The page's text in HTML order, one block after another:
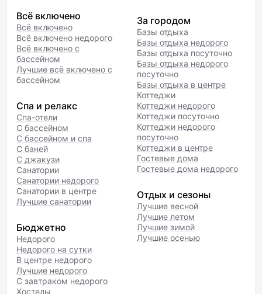
Всё включено
Всё включено
Всё включено недорого
Всё включено с
бассейном
Лучшие всё включено с
бассейном
Спа и релакс
Спа-отели
С бассейном
С бассейном и спа
С баней
С джакузи
Санатории
Санатории недорого
Санатории в центре
Лучшие санатории
Бюджетно
Недорого
Недорого на сутки
В центре недорого
Лучшие недорого
С завтраком недорого
Хостелы
За городом
Базы отдыха
Базы отдыха недорого
Базы отдыха посуточно
Базы отдыха недорого
посуточно
Базы отдыха в центре
Коттеджи
Коттеджи недорого
Коттеджи посуточно
Коттеджи недорого
посуточно
Коттеджи в центре
Гостевые дома
Гостевые дома недорого
Отдых и сезоны
Лучшие весной
Лучшие летом
Лучшие зимой
Лучшие осенью